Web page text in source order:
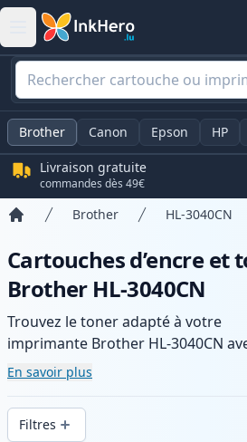
Brother Canon Epson HP
Livraison gratuite
commandes dès 49€
Brother HL-3040CN
Cartouches d’encre et
Brother HL-3040CN
Trouvez le toner adapté à votre
imprimante Brother HL-3040CN
notre gamme de cartouches
et haute capacité. Profitez d’une
d’impression constante et d’une
rapide depuis un stock local en .
En savoir plus
Filtres